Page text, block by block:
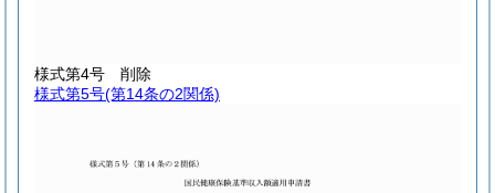
様式第4号 削除
様式第5号(第14条の2関係)